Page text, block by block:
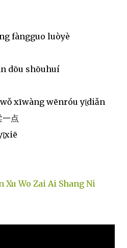
fàngguo luòyè
dōu shōuhuí
xīwàng wēnróu yī̠diǎn
一点
Xu Wo Zai Ai Shang Ni